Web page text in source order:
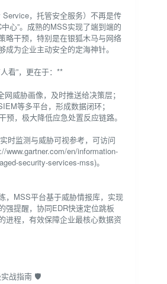
，托管安全服务）不再是传
心”。成熟的MSS实现了端到端的
略干预，特别是在银狐木马与网络
为企业主动安全的定海神针。
看”，更在于：**
威胁画像，及时推送给决策层；
等多平台，形成数据闭环；
预，极大降低应急处置反应链路。
时监测与威胁可视参考，可访问
www.gartner.com/en/information-
security-services-mss)。
，MSS平台基于威胁情报库，实现
强提醒，协同EDR快速定位跳板
进程，有效保障企业最核心数据资
实战指南 🛡️